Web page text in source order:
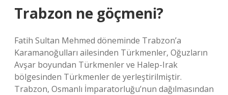
Trabzon ne göçmeni?
Fatih Sultan Mehmed döneminde Trabzon’a
Karamanoğulları ailesinden Türkmenler, Oğuzların
Avşar boyundan Türkmenler ve Halep-Irak
bölgesinden Türkmenler de yerleştirilmiştir.
Trabzon, Osmanlı İmparatorluğu’nun dağılmasından